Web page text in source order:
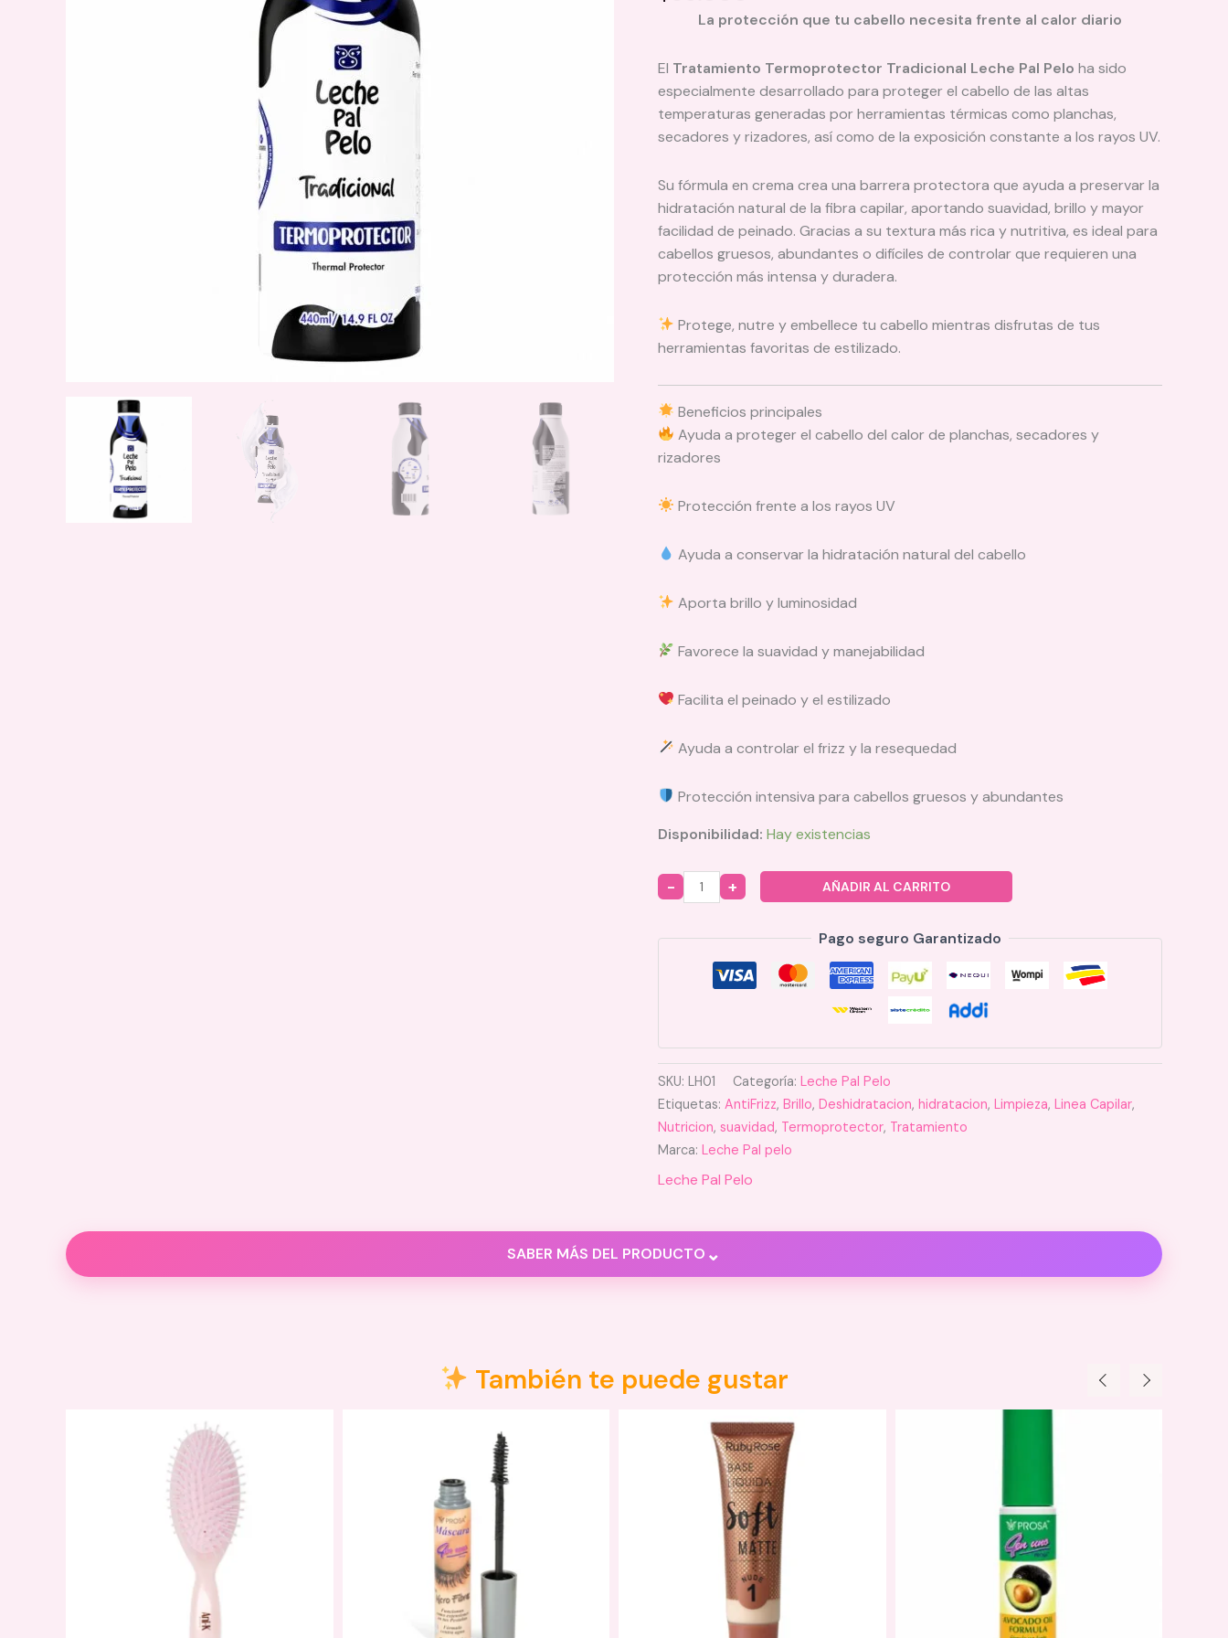
La protección que tu cabello necesita frente al calor diario
El Tratamiento Termoprotector Tradicional Leche Pal Pelo ha sido
especialmente desarrollado para proteger el cabello de las altas
temperaturas generadas por herramientas térmicas como planchas,
secadores y rizadores, así como de la exposición constante a los rayos UV.
Su fórmula en crema crea una barrera protectora que ayuda a preservar la
hidratación natural de la fibra capilar, aportando suavidad, brillo y mayor
facilidad de peinado. Gracias a su textura más rica y nutritiva, es ideal para
cabellos gruesos, abundantes o difíciles de controlar que requieren una
protección más intensa y duradera.
Protege, nutre y embellece tu cabello mientras disfrutas de tus
herramientas favoritas de estilizado.
Beneficios principales
Ayuda a proteger el cabello del calor de planchas, secadores y
rizadores
Protección frente a los rayos UV
Ayuda a conservar la hidratación natural del cabello
Aporta brillo y luminosidad
Favorece la suavidad y manejabilidad
Facilita el peinado y el estilizado
Ayuda a controlar el frizz y la resequedad
Protección intensiva para cabellos gruesos y abundantes
Disponibilidad: Hay existencias
Quantity
AÑADIR AL CARRITO
Pago seguro Garantizado
SKU: LH01 Categoría: Leche Pal Pelo
Etiquetas: AntiFrizz, Brillo, Deshidratacion, hidratacion, Limpieza, Linea Capilar,
Nutricion, suavidad, Termoprotector, Tratamiento
Marca: Leche Pal pelo
Leche Pal Pelo
SABER MÁS DEL PRODUCTO ⌄
También te puede gustar